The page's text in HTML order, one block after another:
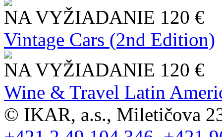
NA VYŽIADANIE 120 €
Vintage Cars (2nd Edition)
NA VYŽIADANIE 120 €
Wine & Travel Latin
© IKAR, a.s., Miletičova